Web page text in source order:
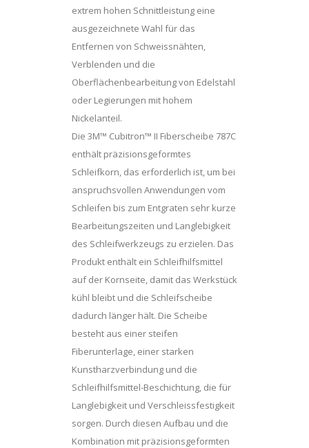
extrem hohen Schnittleistung eine
ausgezeichnete Wahl für das
Entfernen von Schweissnähten,
Verblenden und die
Oberflächenbearbeitung von Edelstahl
oder Legierungen mit hohem
Nickelanteil.
Die 3M™ Cubitron™ II Fiberscheibe 787C
enthält präzisionsgeformtes
Schleifkorn, das erforderlich ist, um bei
anspruchsvollen Anwendungen vom
Schleifen bis zum Entgraten sehr kurze
Bearbeitungszeiten und Langlebigkeit
des Schleifwerkzeugs zu erzielen. Das
Produkt enthält ein Schleifhilfsmittel
auf der Kornseite, damit das Werkstück
kühl bleibt und die Schleifscheibe
dadurch länger hält. Die Scheibe
besteht aus einer steifen
Fiberunterlage, einer starken
Kunstharzverbindung und die
Schleifhilfsmittel-Beschichtung, die für
Langlebigkeit und Verschleissfestigkeit
sorgen. Durch diesen Aufbau und die
Kombination mit präzisionsgeformten